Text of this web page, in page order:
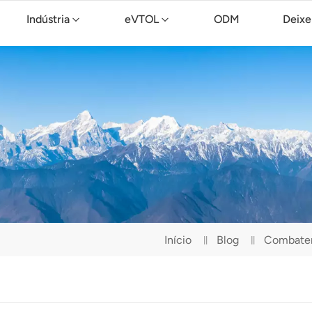
Indústria eVTOL ODM
Início Blog